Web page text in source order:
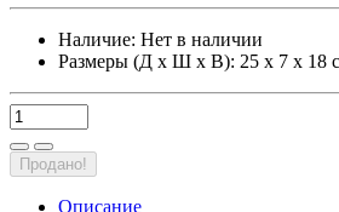
Наличие: Нет в наличии
Размеры (Д х Ш х В): 25 х 7 х 18
Продано!
Описание